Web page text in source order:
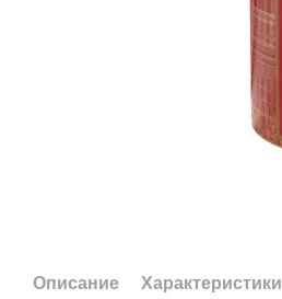
Описание Характеристики